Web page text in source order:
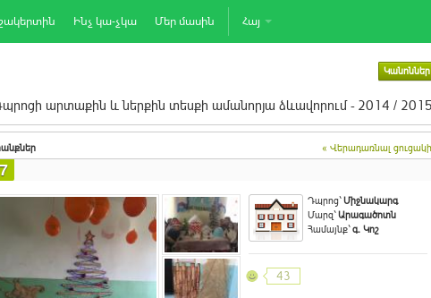
Ինչ կա-չկա Մեր մասին Հայ
Կանոններ
արտաքին և ներքին տեսքի ամանորյա ձևավորում - 2014 / 2015
« Վերադառնալ
Դպրոց`Միջնակարգ
Մարզ`Արագածոտն
Համայնք`գ. Կոշ
43